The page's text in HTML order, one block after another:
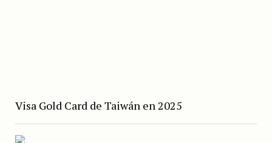
Visa Gold Card de Taiwán en 2025